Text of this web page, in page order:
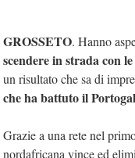
GROSSETO. Hanno
scendere in strada con
un risultato che sa di
che ha battuto il
Grazie a una rete nel
nordafricana vince ed